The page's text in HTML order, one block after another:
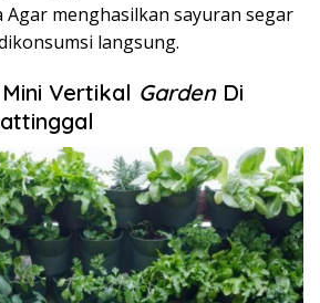
Agar menghasilkan sayuran segar
langsung.
Vertikal GardenDi